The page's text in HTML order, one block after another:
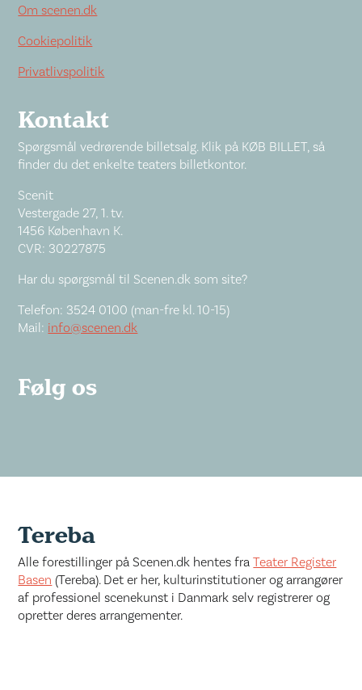
Om scenen.dk
Cookiepolitik
Privatlivspolitik
Kontakt
Spørgsmål vedrørende billetsalg. Klik på KØB BILLET, så
finder du det enkelte teaters billetkontor.
Scenit
Vestergade 27, 1. tv.
1456 København K.
CVR: 30227875
Har du spørgsmål til Scenen.dk som site?
Telefon: 3524 0100 (man-fre kl. 10-15)
Mail: info@scenen.dk
Følg os
Tereba
Alle forestillinger på Scenen.dk hentes fraTeater Register
Basen (Tereba). Det er her, kulturinstitutioner og arrangører
af professionel scenekunst i Danmark selv registrerer og
opretter deres arrangementer.